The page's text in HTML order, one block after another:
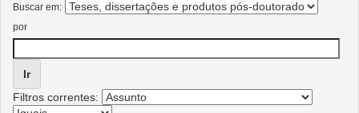
Buscar em:
por
Filtros correntes: